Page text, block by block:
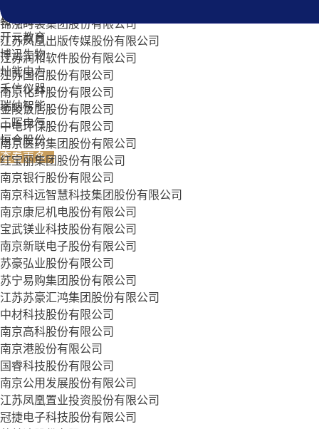
易思维
开元教育
博迅生物
灿能电力
禾信仪器
瑞纳智能
三晖电气
恒合股份
查看更多 »
金陵药业股份有限公司
锦泓时装集团股份有限公司
江苏凤凰出版传媒股份有限公司
江苏润和软件股份有限公司
江苏国信股份有限公司
南京化纤股份有限公司
金陵饭店股份有限公司
中电环保股份有限公司
南京医药集团股份有限公司
红宝丽集团股份有限公司
南京银行股份有限公司
南京科远智慧科技集团股份有限公司
南京康尼机电股份有限公司
宝武镁业科技股份有限公司
南京新联电子股份有限公司
苏豪弘业股份有限公司
苏宁易购集团股份有限公司
江苏苏豪汇鸿集团股份有限公司
中材科技股份有限公司
南京高科股份有限公司
南京港股份有限公司
国睿科技股份有限公司
南京公用发展股份有限公司
江苏凤凰置业投资股份有限公司
冠捷电子科技股份有限公司